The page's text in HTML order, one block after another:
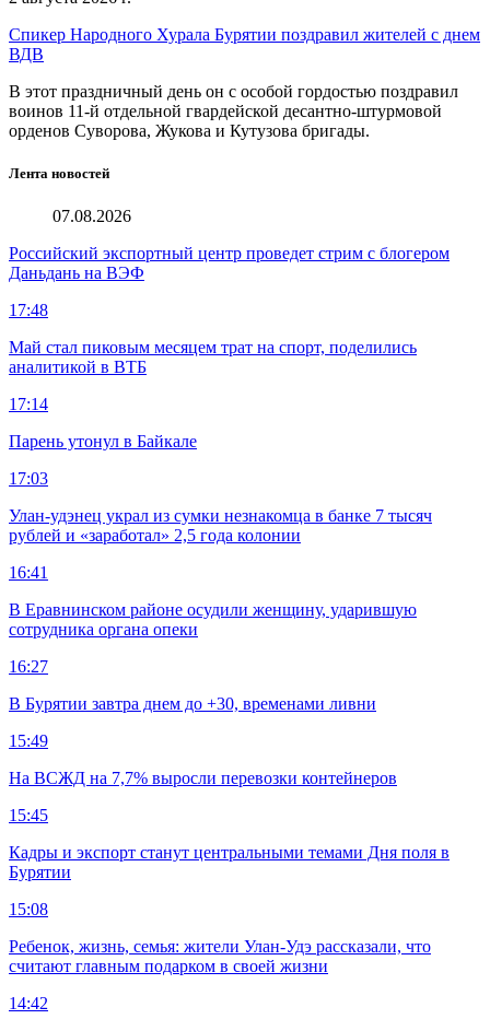
Спикер Народного Хурала Бурятии поздравил жителей с днем
ВДВ
В этот праздничный день он с особой гордостью поздравил
воинов 11-й отдельной гвардейской десантно-штурмовой
орденов Суворова, Жукова и Кутузова бригады.
Лента новостей
07.08.2026
Российский экспортный центр проведет стрим с блогером
Даньдань на ВЭФ
17:48
Май стал пиковым месяцем трат на спорт, поделились
аналитикой в ВТБ
17:14
Парень утонул в Байкале
17:03
Улан-удэнец украл из сумки незнакомца в банке 7 тысяч
рублей и «заработал» 2,5 года колонии
16:41
В Еравнинском районе осудили женщину, ударившую
сотрудника органа опеки
16:27
В Бурятии завтра днем до +30, временами ливни
15:49
На ВСЖД на 7,7% выросли перевозки контейнеров
15:45
Кадры и экспорт станут центральными темами Дня поля в
Бурятии
15:08
Ребенок, жизнь, семья: жители Улан-Удэ рассказали, что
считают главным подарком в своей жизни
14:42